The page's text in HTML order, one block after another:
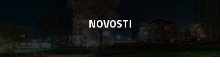
NOVOSTI